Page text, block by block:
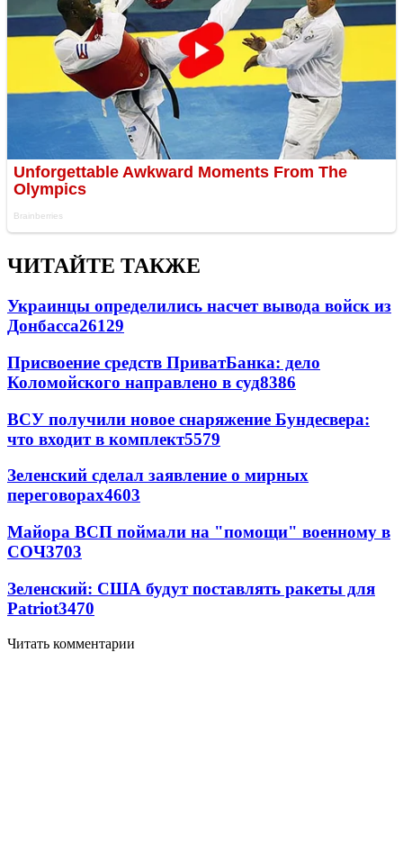
ЧИТАЙТЕ ТАКЖЕ
Украинцы определились насчет вывода войск из
Донбасса26129
Присвоение средств ПриватБанка: дело
Коломойского направлено в суд8386
ВСУ получили новое снаряжение Бундесвера:
что входит в комплект5579
Зеленский сделал заявление о мирных
переговорах4603
Майора ВСП поймали на "помощи" военному в
СОЧ3703
Зеленский: США будут поставлять ракеты для
Patriot3470
Читать комментарии